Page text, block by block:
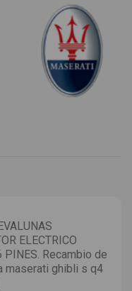
ELECTRICO
PINES. Recambio de
maserati ghibli s q4